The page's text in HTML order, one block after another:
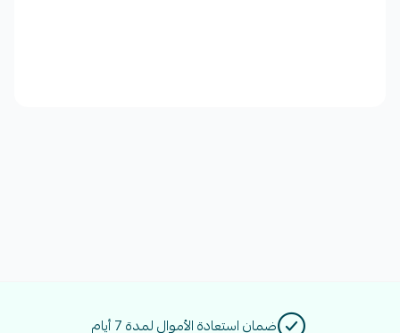
ضمان استعادة الأموال لمدة 7 أيام